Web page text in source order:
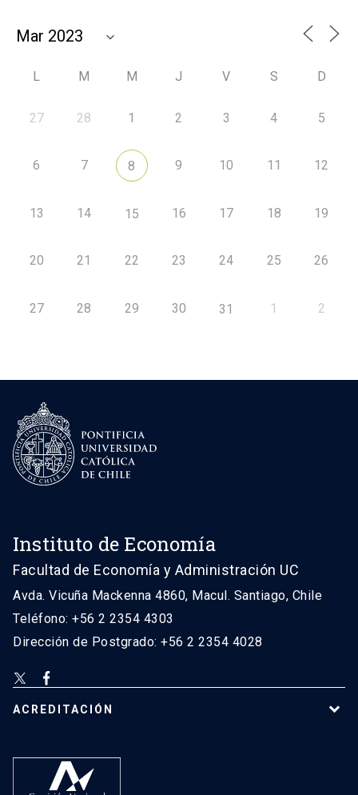
L M M J V S D
27 28 1 2 3 4 5
6 7 8 9 10 11 12
13 14 15 16 17 18 19
20 21 22 23 24 25 26
27 28 29 30 31 1 2
Instituto de Economía
Facultad de Economía y Administración UC
Avda. Vicuña Mackenna 4860, Macul. Santiago, Chile
Teléfono: +56 2 2354 4303
Dirección de Postgrado: +56 2 2354 4028
ACREDITACIÓN